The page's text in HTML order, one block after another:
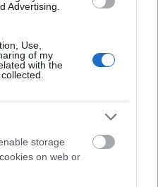
Advertising.
Use,
of my
with the
storage
on web or